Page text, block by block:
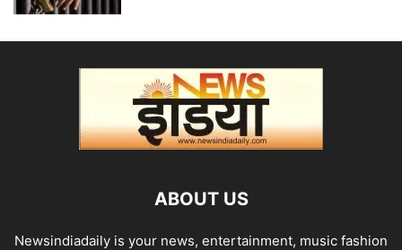
ABOUT US
Newsindiadaily is your news, entertainment, music fashion